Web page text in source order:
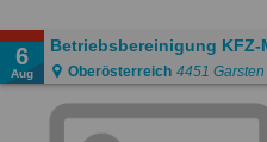
6
Aug
Betriebsbereinigung
Oberösterreich 4451 Garsten